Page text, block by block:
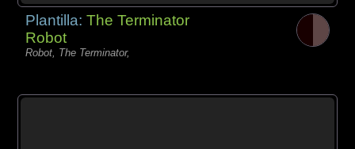
Plantilla:The Terminator
Robot
Robot, The Terminator,